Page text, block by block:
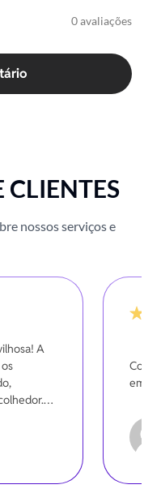
0 avaliações
CLIENTES
nossos serviços e
A